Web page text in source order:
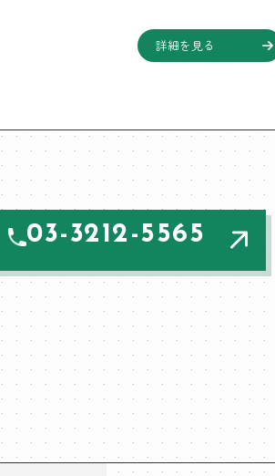
詳細を見る
03-3212-5565